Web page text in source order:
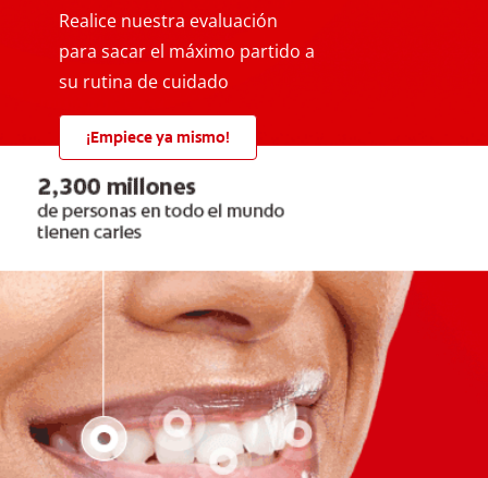
Realice nuestra evaluación
para sacar el máximo partido a
su rutina de cuidado
¡Empiece ya mismo!